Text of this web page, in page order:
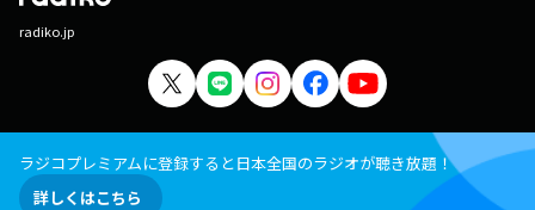
radiko.jp
ラジコプレミアムに登録すると日本全国のラジオが聴き放題！
詳しくはこちら